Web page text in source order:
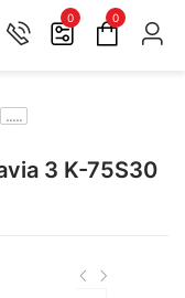
0 0
.....
3 K-75S30